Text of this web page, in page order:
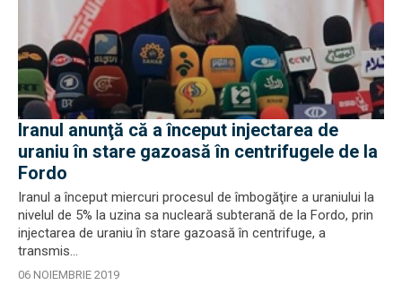
Iranul anunţă că a început injectarea de
uraniu în stare gazoasă în centrifugele de la
Fordo
Iranul a început miercuri procesul de îmbogăţire a uraniului la
nivelul de 5% la uzina sa nucleară subterană de la Fordo, prin
injectarea de uraniu în stare gazoasă în centrifuge, a
transmis...
06 NOIEMBRIE 2019